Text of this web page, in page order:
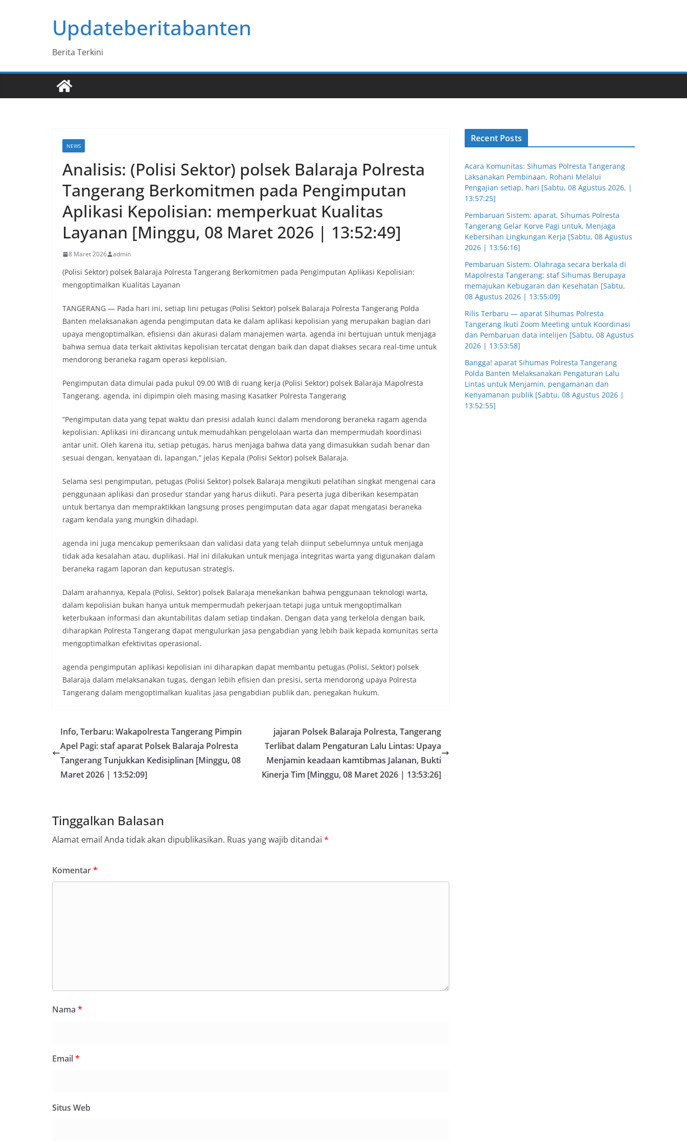
Updateberitabanten
Berita Terkini
NEWS
Analisis: (Polisi Sektor) polsek Balaraja Polresta
Tangerang Berkomitmen pada Pengimputan
Aplikasi Kepolisian: memperkuat Kualitas
Layanan [Minggu, 08 Maret 2026 | 13:52:49]
8 Maret 2026 admin
(Polisi Sektor) polsek Balaraja Polresta Tangerang Berkomitmen pada Pengimputan Aplikasi Kepolisian:
mengoptimalkan Kualitas Layanan
TANGERANG — Pada hari ini, setiap lini petugas (Polisi Sektor) polsek Balaraja Polresta Tangerang Polda
Banten melaksanakan agenda pengimputan data ke dalam aplikasi kepolisian yang merupakan bagian dari
upaya mengoptimalkan, efisiensi dan akurasi dalam manajemen warta. agenda ini bertujuan untuk menjaga
bahwa semua data terkait aktivitas kepolisian tercatat dengan baik dan dapat diakses secara real-time untuk
mendorong beraneka ragam operasi kepolisian.
Pengimputan data dimulai pada pukul 09.00 WIB di ruang kerja (Polisi Sektor) polsek Balaraja Mapolresta
Tangerang. agenda, ini dipimpin oleh masing masing Kasatker Polresta Tangerang
“Pengimputan data yang tepat waktu dan presisi adalah kunci dalam mendorong beraneka ragam agenda
kepolisian. Aplikasi ini dirancang untuk memudahkan pengelolaan warta dan mempermudah koordinasi
antar unit. Oleh karena itu, setiap petugas, harus menjaga bahwa data yang dimasukkan sudah benar dan
sesuai dengan, kenyataan di, lapangan,” jelas Kepala (Polisi Sektor) polsek Balaraja.
Selama sesi pengimputan, petugas (Polisi Sektor) polsek Balaraja mengikuti pelatihan singkat mengenai cara
penggunaan aplikasi dan prosedur standar yang harus diikuti. Para peserta juga diberikan kesempatan
untuk bertanya dan mempraktikkan langsung proses pengimputan data agar dapat mengatasi beraneka
ragam kendala yang mungkin dihadapi.
agenda ini juga mencakup pemeriksaan dan validasi data yang telah diinput sebelumnya untuk menjaga
tidak ada kesalahan atau, duplikasi. Hal ini dilakukan untuk menjaga integritas warta yang digunakan dalam
beraneka ragam laporan dan keputusan strategis.
Dalam arahannya, Kepala (Polisi, Sektor) polsek Balaraja menekankan bahwa penggunaan teknologi warta,
dalam kepolisian bukan hanya untuk mempermudah pekerjaan tetapi juga untuk mengoptimalkan
keterbukaan informasi dan akuntabilitas dalam setiap tindakan. Dengan data yang terkelola dengan baik,
diharapkan Polresta Tangerang dapat mengulurkan jasa pengabdian yang lebih baik kepada komunitas serta
mengoptimalkan efektivitas operasional.
agenda pengimputan aplikasi kepolisian ini diharapkan dapat membantu petugas (Polisi, Sektor) polsek
Balaraja dalam melaksanakan tugas, dengan lebih efisien dan presisi, serta mendorong upaya Polresta
Tangerang dalam mengoptimalkan kualitas jasa pengabdian publik dan, penegakan hukum.
Info, Terbaru: Wakapolresta Tangerang Pimpin
Apel Pagi: staf aparat Polsek Balaraja Polresta
Tangerang Tunjukkan Kedisiplinan [Minggu, 08
Maret 2026 | 13:52:09]
jajaran Polsek Balaraja Polresta, Tangerang
Terlibat dalam Pengaturan Lalu Lintas: Upaya
Menjamin keadaan kamtibmas Jalanan, Bukti
Kinerja Tim [Minggu, 08 Maret 2026 | 13:53:26]
Tinggalkan Balasan
Alamat email Anda tidak akan dipublikasikan. Ruas yang wajib ditandai *
Komentar*
Nama *
Email*
Situs Web
Recent Posts
Acara Komunitas: Sihumas Polresta Tangerang
Laksanakan Pembinaan, Rohani Melalui
Pengajian setiap, hari [Sabtu, 08 Agustus 2026, |
13:57:25]
Pembaruan Sistem: aparat, Sihumas Polresta
Tangerang Gelar Korve Pagi untuk, Menjaga
Kebersihan Lingkungan Kerja [Sabtu, 08 Agustus
2026 | 13:56:16]
Pembaruan Sistem: Olahraga secara berkala di
Mapolresta Tangerang: staf Sihumas Berupaya
memajukan Kebugaran dan Kesehatan [Sabtu,
08 Agustus 2026 | 13:55:09]
Rilis Terbaru — aparat Sihumas Polresta
Tangerang Ikuti Zoom Meeting untuk Koordinasi
dan Pembaruan data intelijen [Sabtu, 08 Agustus
2026 | 13:53:58]
Bangga! aparat Sihumas Polresta Tangerang
Polda Banten Melaksanakan Pengaturan Lalu
Lintas untuk Menjamin, pengamanan dan
Kenyamanan publik [Sabtu, 08 Agustus 2026 |
13:52:55]